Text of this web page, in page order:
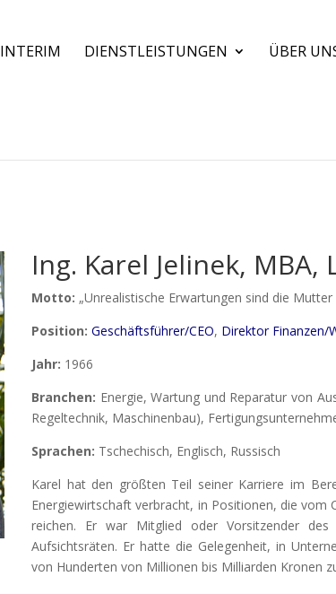
INTERIM DIENSTLEISTUNGEN ÜBER
Ing. Karel Jelinek, MBA,
Motto: „Unrealistische Erwartungen sind die
Position:Geschäftsführer/CEO, Direktor Finanzen/
Jahr: 1966
Branchen: Energie, Wartung und Reparatur von
Regeltechnik, Maschinenbau),
Sprachen: Tschechisch, Englisch, Russisch
Karel hat den größten Teil seiner Karriere im
Energiewirtschaft verbracht, in Positionen, die vom
reichen. Er war Mitglied oder Vorsitzender
Aufsichtsräten. Er hatte die Gelegenheit, in
von Hunderten von Millionen bis Milliarden Kronen